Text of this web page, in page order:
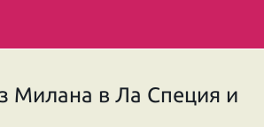
Милана в Ла Специя и